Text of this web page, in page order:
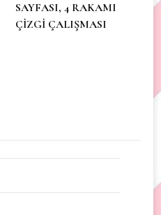
SAYFASI, 4 RAKAMI
ÇİZGİ ÇALIŞMASI